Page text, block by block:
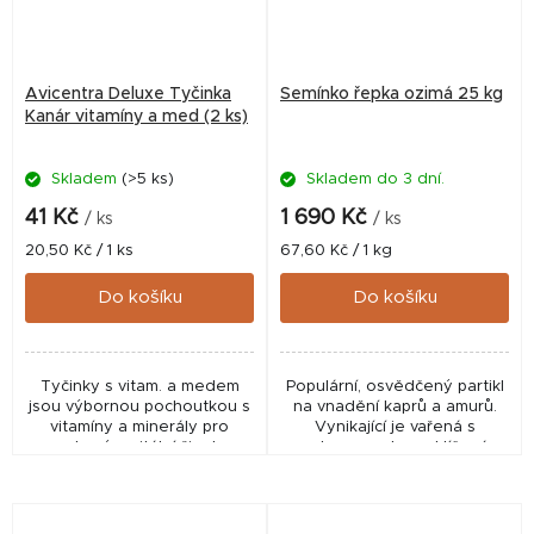
Avicentra Deluxe Tyčinka
Kanár vitamíny a med (2 ks)
Skladem (>5 ks)
41 Kč / ks
Měrná
cena:
20,50 Kč / 1 ks
Do košíku
Tyčinky s vitam. a medem
jsou výbornou pochoutkou s
vitamíny a minerály pro
zdravý a vitální život.
Semínko řepka ozimá 25 kg
Skladem do 3 dní.
1 690 Kč / ks
Měrná
cena:
67,60 Kč / 1 kg
Do košíku
Populární, osvědčený partikl
na vnadění kaprů a amurů.
Vynikající je vařená s
melasou, nebo naklíčená.